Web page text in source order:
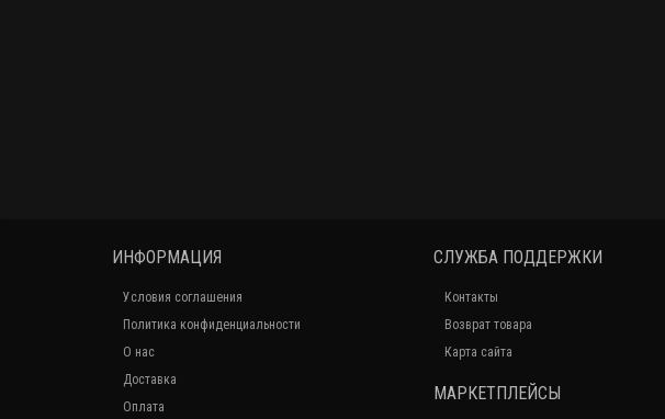
ИНФОРМАЦИЯ
Условия соглашения
Политика конфиденциальности
О нас
Доставка
Оплата
СЛУЖБА ПОДДЕРЖКИ
Контакты
Возврат товара
Карта сайта
МАРКЕТПЛЕЙСЫ